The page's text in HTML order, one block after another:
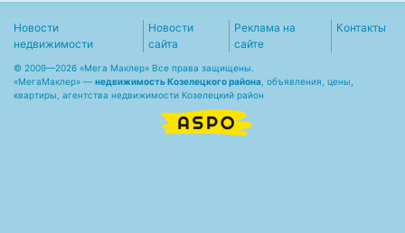
Новости
недвижимости
Новости
сайта
Реклама на
сайте
Контакты
© 2009—2026 «Мега Маклер» Все права защищены.
«МегаМаклер» — недвижимость Козелецкого района , объявления, цены,
квартиры, агентства недвижимости Козелецкий район